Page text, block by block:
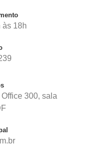
às 18h
300, sala